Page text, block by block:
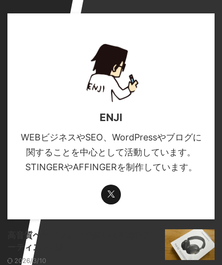
ENJI
WEBビジネスやSEO、WordPressやブログに
関することを中心として活動しています。
STINGERやAFFINGERを制作しています。
高音質ヘッドフォンで聴くべき邦楽ア
ーティスト7選
2026/3/10